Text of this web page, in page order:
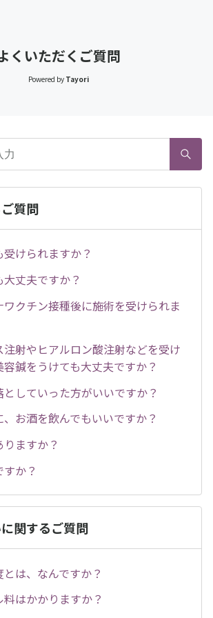
くいただくご質問
Powered by Tayori
質問
けられますか？
丈夫ですか？
クチン接種後に施術を受けられま
注射やヒアルロン酸注射などを受け
容鍼をうけても大丈夫ですか？
していった方がいいですか？
お酒を飲んでもいいですか？
ますか？
か？
関するご質問
は、なんですか？
はかかりますか？